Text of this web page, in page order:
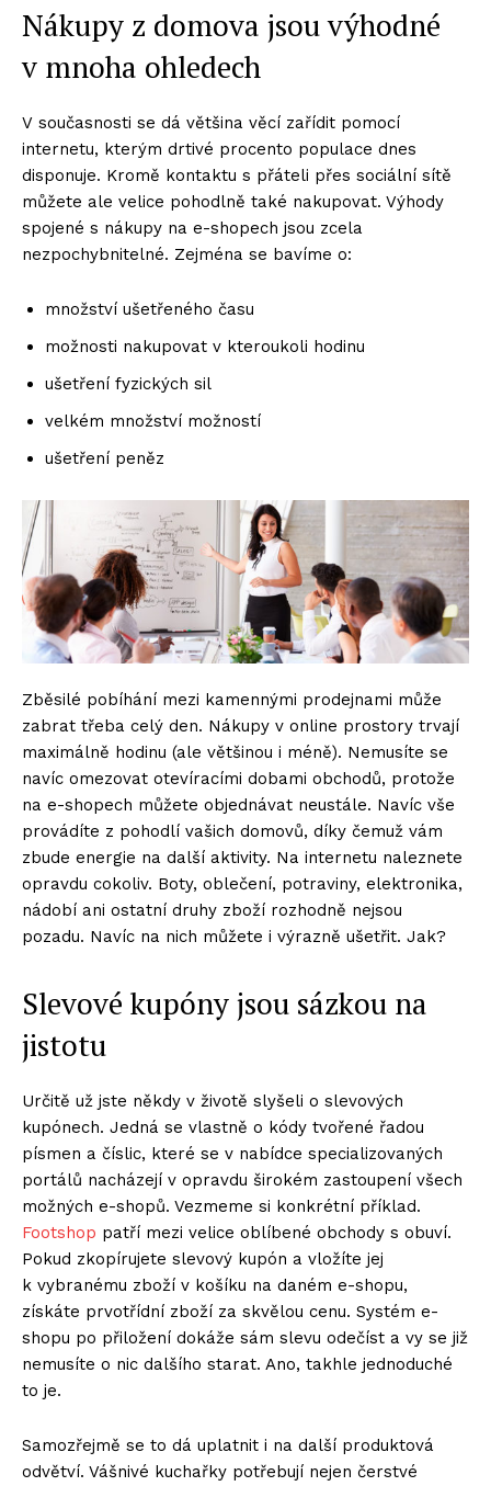
Nákupy z domova jsou výhodné
v mnoha ohledech
V současnosti se dá většina věcí zařídit pomocí
internetu, kterým drtivé procento populace dnes
disponuje. Kromě kontaktu s přáteli přes sociální sítě
můžete ale velice pohodlně také nakupovat. Výhody
spojené s nákupy na e-shopech jsou zcela
nezpochybnitelné. Zejména se bavíme o:
množství ušetřeného času
možnosti nakupovat v kteroukoli hodinu
ušetření fyzických sil
velkém množství možností
ušetření peněz
Zběsilé pobíhání mezi kamennými prodejnami může
zabrat třeba celý den. Nákupy v online prostory trvají
maximálně hodinu (ale většinou i méně). Nemusíte se
navíc omezovat otevíracími dobami obchodů, protože
na e-shopech můžete objednávat neustále. Navíc vše
provádíte z pohodlí vašich domovů, díky čemuž vám
zbude energie na další aktivity. Na internetu naleznete
opravdu cokoliv. Boty, oblečení, potraviny, elektronika,
nádobí ani ostatní druhy zboží rozhodně nejsou
pozadu. Navíc na nich můžete i výrazně ušetřit. Jak?
Slevové kupóny jsou sázkou na
jistotu
Určitě už jste někdy v životě slyšeli o slevových
kupónech. Jedná se vlastně o kódy tvořené řadou
písmen a číslic, které se v nabídce specializovaných
portálů nacházejí v opravdu širokém zastoupení všech
možných e-shopů. Vezmeme si konkrétní příklad.
Footshop patří mezi velice oblíbené obchody s obuví.
Pokud zkopírujete slevový kupón a vložíte jej
k vybranému zboží v košíku na daném e-shopu,
získáte prvotřídní zboží za skvělou cenu. Systém e-
shopu po přiložení dokáže sám slevu odečíst a vy se již
nemusíte o nic dalšího starat. Ano, takhle jednoduché
to je.
Samozřejmě se to dá uplatnit i na další produktová
odvětví. Vášnivé kuchařky potřebují nejen čerstvé